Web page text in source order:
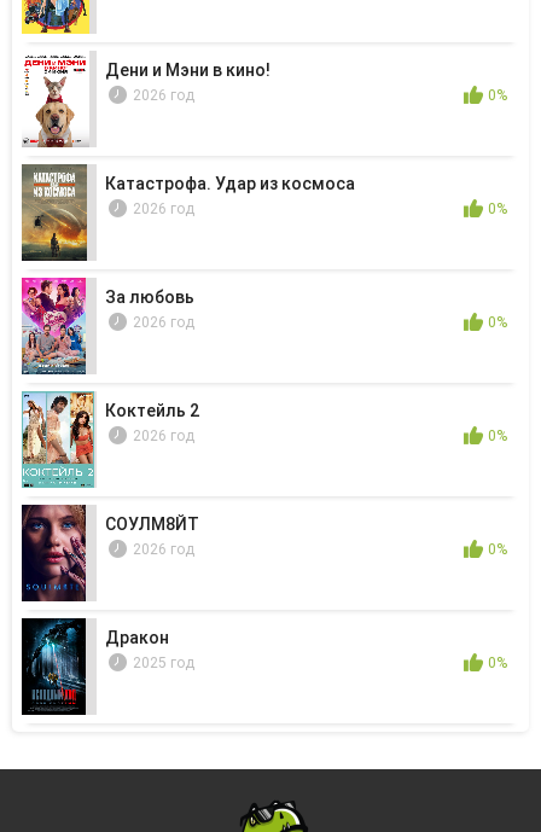
Дени и Мэни в кино!
2026 год 0%
Катастрофа. Удар из космоса
2026 год 0%
За любовь
2026 год 0%
Коктейль 2
2026 год 0%
СОУЛМ8ЙТ
2026 год 0%
Дракон
2025 год 0%